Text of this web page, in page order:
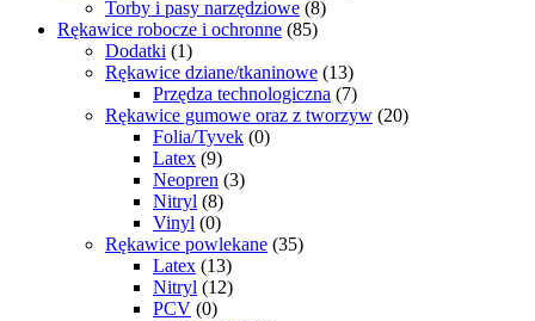
Torby i pasy narzędziowe (8)
Rękawice robocze i ochronne (85)
Dodatki (1)
Rękawice dziane/tkaninowe (13)
Przędza technologiczna (7)
Rękawice gumowe oraz z tworzyw (20)
Folia/Tyvek (0)
Latex (9)
Neopren (3)
Nitryl (8)
Vinyl (0)
Rękawice powlekane (35)
Latex (13)
Nitryl (12)
PCV (0)